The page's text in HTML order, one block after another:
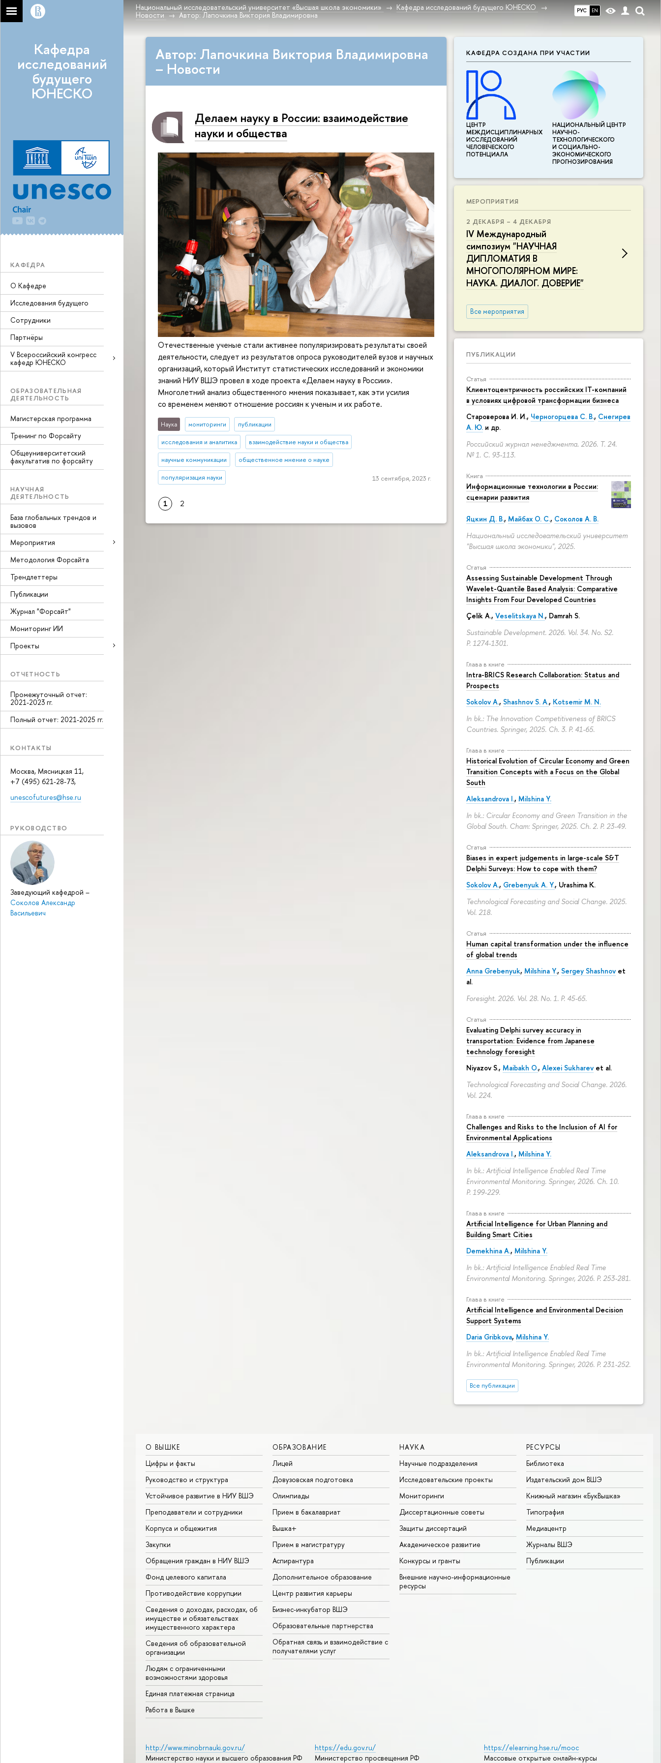
РУС EN
Национальный исследовательский университет «Высшая школа экономики»
Кафедра исследований будущего ЮНЕСКО
Новости
Автор: Лапочкина Виктория Владимировна
Кафедра
исследований
будущего
ЮНЕСКО
КАФЕДРА
О Кафедре
Исследования будущего
Сотрудники
Партнёры
V Всероссийский конгресс
кафедр ЮНЕСКО
ОБРАЗОВАТЕЛЬНАЯ
ДЕЯТЕЛЬНОСТЬ
Магистерская программа
Тренинг по Форсайту
Общеуниверситетский
факультатив по форсайту
НАУЧНАЯ
ДЕЯТЕЛЬНОСТЬ
База глобальных трендов и
вызовов
Мероприятия
Методология Форсайта
Трендлеттеры
Публикации
Журнал "Форсайт"
Мониторинг ИИ
Проекты
ОТЧЕТНОСТЬ
Промежуточный отчет:
2021-2023 гг.
Полный отчет: 2021-2025 гг.
КОНТАКТЫ
Москва, Мясницкая 11,
+7 (495) 621-28-73,
unescofutures@hse.ru
РУКОВОДСТВО
Заведующий кафедрой –
Соколов Александр
Васильевич
КАФЕДРА СОЗДАНА ПРИ УЧАСТИИ
ЦЕНТР
МЕЖДИСЦИПЛИНАР­НЫХ
ИССЛЕДОВАНИЙ
ЧЕЛОВЕЧЕСКОГО
ПОТЕНЦИАЛА
НАЦИОНАЛЬНЫЙ ЦЕНТР
НАУЧНО-
ТЕХНОЛОГИЧЕСКОГО
И СОЦИАЛЬНО-
ЭКОНОМИЧЕСКОГО
ПРОГНОЗИРОВАНИЯ
МЕРОПРИЯТИЯ
2 ДЕКАБРЯ – 4 ДЕКАБРЯ
IV Международный
симпозиум "НАУЧНАЯ
ДИПЛОМАТИЯ В
МНОГОПОЛЯРНОМ МИРЕ:
НАУКА. ДИАЛОГ. ДОВЕРИЕ"
Все мероприятия
ПУБЛИКАЦИИ
Статья
Клиентоцентричность российских IT-компаний
в условиях цифровой трансформации бизнеса
Староверова И. И., Черногорцева С. В., Снегирев
А. Ю. и др.
Российский журнал менеджмента. 2026. Т. 24.
№ 1. С. 93-113.
Книга
Информационные технологии в России:
сценарии развития
Яцкин Д. В., Майбах О. С., Соколов А. В.
Национальный исследовательский университет
"Высшая школа экономики", 2025.
Статья
Assessing Sustainable Development Through
Wavelet-Quantile Based Analysis: Comparative
Insights From Four Developed Countries
Çelik A., Veselitskaya N., Damrah S.
Sustainable Development. 2026. Vol. 34. No. S2.
P. 1274-1301.
Глава в книге
Intra-BRICS Research Collaboration: Status and
Prospects
Sokolov A., Shashnov S. A., Kotsemir M. N.
In bk.: The Innovation Competitiveness of BRICS
Countries. Springer, 2025. Ch. 3. P. 41-65.
Глава в книге
Historical Evolution of Circular Economy and Green
Transition Concepts with a Focus on the Global
South
Aleksandrova I., Milshina Y.
In bk.: Circular Economy and Green Transition in the
Global South. Cham: Springer, 2025. Ch. 2. P. 23-49.
Статья
Biases in expert judgements in large-scale S&T
Delphi Surveys: How to cope with them?
Sokolov A., Grebenyuk A. Y., Urashima K.
Technological Forecasting and Social Change. 2025.
Vol. 218.
Статья
Human capital transformation under the influence
of global trends
Anna Grebenyuk, Milshina Y., Sergey Shashnov et
al.
Foresight. 2026. Vol. 28. No. 1. P. 45-65.
Статья
Evaluating Delphi survey accuracy in
transportation: Evidence from Japanese
technology foresight
Niyazov S., Maibakh O., Alexei Sukharev et al.
Technological Forecasting and Social Change. 2026.
Vol. 224.
Глава в книге
Challenges and Risks to the Inclusion of AI for
Environmental Applications
Aleksandrova I., Milshina Y.
In bk.: Artificial Intelligence Enabled Real Time
Environmental Monitoring. Springer, 2026. Ch. 10.
P. 199-229.
Глава в книге
Artificial Intelligence for Urban Planning and
Building Smart Cities
Demekhina A., Milshina Y.
In bk.: Artificial Intelligence Enabled Real Time
Environmental Monitoring. Springer, 2026. P. 253-281.
Глава в книге
Artificial Intelligence and Environmental Decision
Support Systems
Daria Gribkova, Milshina Y.
In bk.: Artificial Intelligence Enabled Real Time
Environmental Monitoring. Springer, 2026. P. 231-252.
Все публикации
Автор: Лапочкина Виктория Владимировна
– Новости
Делаем науку в России: взаимодействие
науки и общества
Отечественные ученые стали активнее популяризировать результаты своей
деятельности, следует из результатов опроса руководителей вузов и научных
организаций, который Институт статистических исследований и экономики
знаний НИУ ВШЭ провел в ходе проекта «Делаем науку в России».
Многолетний анализ общественного мнения показывает, как эти усилия
со временем меняют отношение россиян к ученым и их работе.
Наука мониторинги публикации
исследования и аналитика взаимодействие науки и общества
научные коммуникации общественное мнение о науке
популяризация науки 13 сентября, 2023 г.
1 2
О ВЫШКЕ
Цифры и факты
Руководство и структура
Устойчивое развитие в НИУ ВШЭ
Преподаватели и сотрудники
Корпуса и общежития
Закупки
Обращения граждан в НИУ ВШЭ
Фонд целевого капитала
Противодействие коррупции
Сведения о доходах, расходах, об
имуществе и обязательствах
имущественного характера
Сведения об образовательной
организации
Людям с ограниченными
возможностями здоровья
Единая платежная страница
Работа в Вышке
ОБРАЗОВАНИЕ
Лицей
Довузовская подготовка
Олимпиады
Прием в бакалавриат
Вышка+
Прием в магистратуру
Аспирантура
Дополнительное образование
Центр развития карьеры
Бизнес-инкубатор ВШЭ
Образовательные партнерства
Обратная связь и взаимодействие с
получателями услуг
НАУКА
Научные подразделения
Исследовательские проекты
Мониторинги
Диссертационные советы
Защиты диссертаций
Академическое развитие
Конкурсы и гранты
Внешние научно-информационные
ресурсы
РЕСУРСЫ
Библиотека
Издательский дом ВШЭ
Книжный магазин «БукВышка»
Типография
Медиацентр
Журналы ВШЭ
Публикации
http://www.minobrnauki.gov.ru/
Министерство науки и высшего образования РФ
https://edu.gov.ru/
Министерство просвещения РФ
https://elearning.hse.ru/mooc
Массовые открытые онлайн-курсы